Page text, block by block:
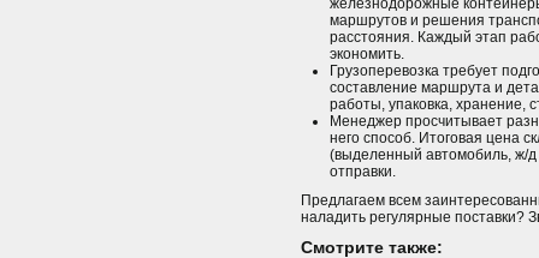
железнодорожные
маршрутов и решения
расстояния. Каждый этап
экономить.
Грузоперевозка требует
составление маршрута и
работы, упаковка, хранение,
Менеджер просчитывает
него способ. Итоговая цена
(выделенный автомобиль, ж/д
отправки.
Предлагаем всем
наладить регулярные поставки?
Смотрите также: